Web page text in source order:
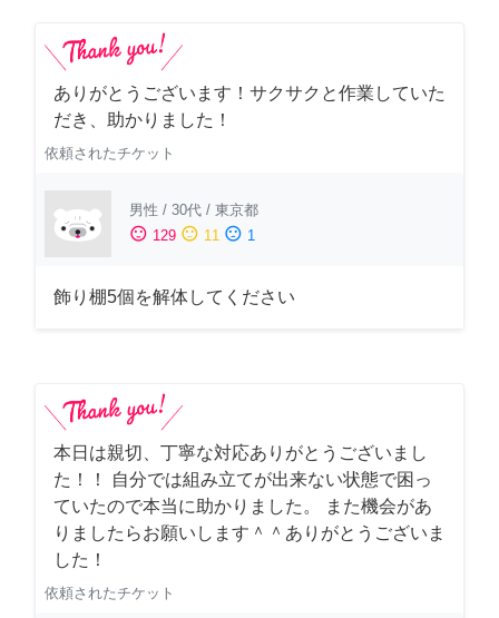
ありがとうございます！サクサクと作業していた
だき、助かりました！
依頼されたチケット
男性 / 30代 / 東京都
sentiment_satisfied 129 sentiment_neutral 11 sentiment_dissatisfied 1
飾り棚5個を解体してください
本日は親切、丁寧な対応ありがとうございまし
た！！ 自分では組み立てが出来ない状態で困っ
ていたので本当に助かりました。 また機会があ
りましたらお願いします＾＾ありがとうございま
した！
依頼されたチケット